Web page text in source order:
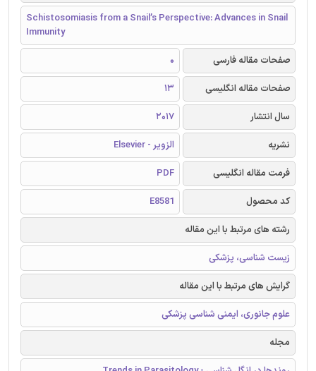
Schistosomiasis from a Snail’s Perspective: Advances in Snail
Immunity
صفحات مقاله فارسی
0
صفحات مقاله انگلیسی
13
سال انتشار
2017
نشریه
الزویر - Elsevier
فرمت مقاله انگلیسی
PDF
کد محصول
E8581
رشته های مرتبط با این مقاله
زیست شناسی، پزشکی
گرایش های مرتبط با این مقاله
علوم جانوری، ایمنی شناسی پزشکی
مجله